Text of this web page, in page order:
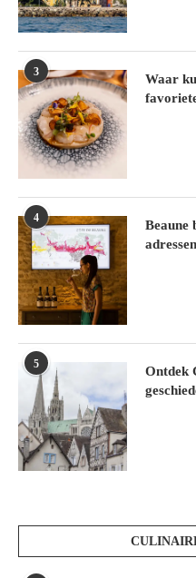
3
Waar
4
Beaune
adressen
5
Ontdek